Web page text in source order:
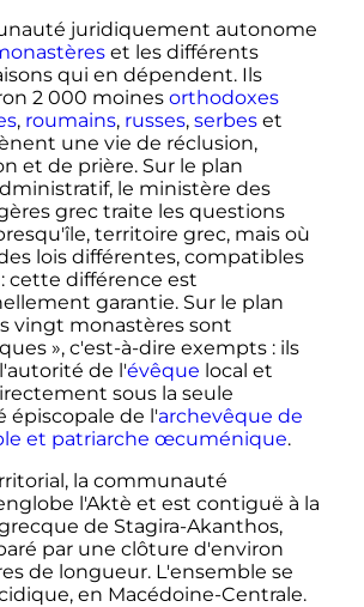
juridiquement autonome
et les différents
qui en dépendent. Ils
2 000 moines orthodoxes
, roumains, russes, serbeset
une vie de réclusion,
et de prière. Sur le plan
le ministère des
grec traite les questions
territoire grec, mais où
lois différentes, compatibles
: cette différence est
garantie. Sur le plan
vingt monastères sont
», c'est-à-dire exempts : ils
de l'évêque local et
sous la seule
épiscopale de l'archevêque de
et patriarche œcuménique.
la communauté
l'Aktè et est contiguë à la
de Stagira-Akanthos,
par une clôture d'environ
de longueur. L'ensemble se
en Macédoine-Centrale.